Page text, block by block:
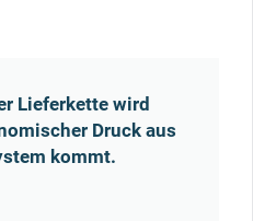
Lieferkette wird
Druck aus
kommt.